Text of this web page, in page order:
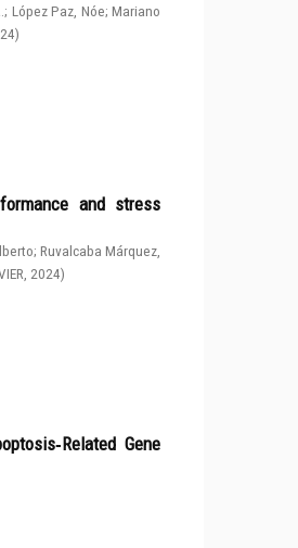
; López Paz, Nóe;Mariano
)
and stress
; Ruvalcaba Márquez,
2024)
Gene